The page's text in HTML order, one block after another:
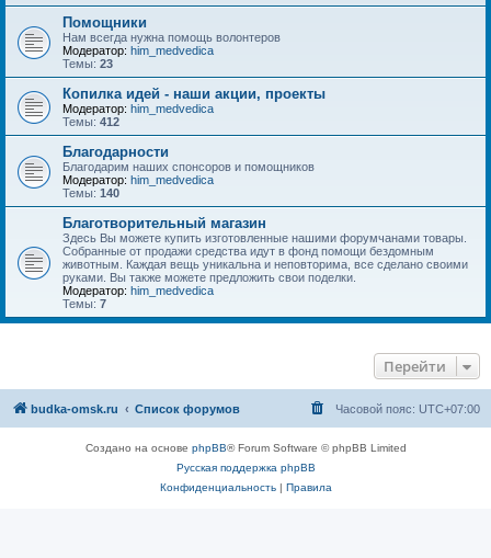
Помощники
Нам всегда нужна помощь волонтеров
Модератор: him_medvedica
Темы: 23
Копилка идей - наши акции, проекты
Модератор: him_medvedica
Темы: 412
Благодарности
Благодарим наших спонсоров и помощников
Модератор: him_medvedica
Темы: 140
Благотворительный магазин
Здесь Вы можете купить изготовленные нашими форумчанами товары.
Собранные от продажи средства идут в фонд помощи бездомным
животным. Каждая вещь уникальна и неповторима, все сделано своими
руками. Вы также можете предложить свои поделки.
Модератор: him_medvedica
Темы: 7
Перейти
budka-omsk.ru Список форумов Часовой пояс: UTC+07:00
Создано на основе phpBB® Forum Software © phpBB Limited
Русская поддержка phpBB
Конфиденциальность| Правила